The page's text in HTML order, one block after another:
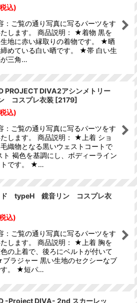
込)
：ご覧の通り写真に写るパーツをす
します。 商品説明： ★着物 黒を
地に赤い縁取りの着物です。 ★晒
めている白い晒です。 ★帯 白い生
三角…
PROJECT DIVA2アシンメトリー
コスプレ衣装 [2179]
込)
：ご覧の通り写真に写るパーツをす
します。 商品説明： ★上着 ショ
織物となる黒いウェストコートで
褐色を基調にし、ボディーライン
トです。 ★…
ド typeH 鏡音リン コスプレ衣
込)
：ご覧の通り写真に写るパーツをす
します。 商品説明： ★上着 胸を
の上着で、後ろにベルトが付いて
ラジャー 黒い生地のセクシーなブ
す。 ★短パ…
-Project DIVA- 2nd スカーレッ